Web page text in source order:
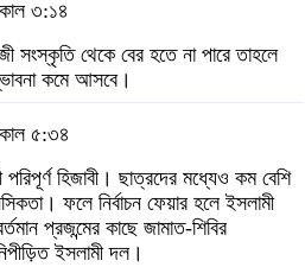
৩:১৪
সংস্কৃতি থেকে বের হতে না পারে তাহলে
কমে আসবে।
৫:৩৪
হিজাবী। ছাত্রদের মধ্যেও কম বেশি
ফলে নির্বাচন ফেয়ার হলে ইসলামী
প্রজন্মের কাছে জামাত-শিবির
ইসলামী দল।